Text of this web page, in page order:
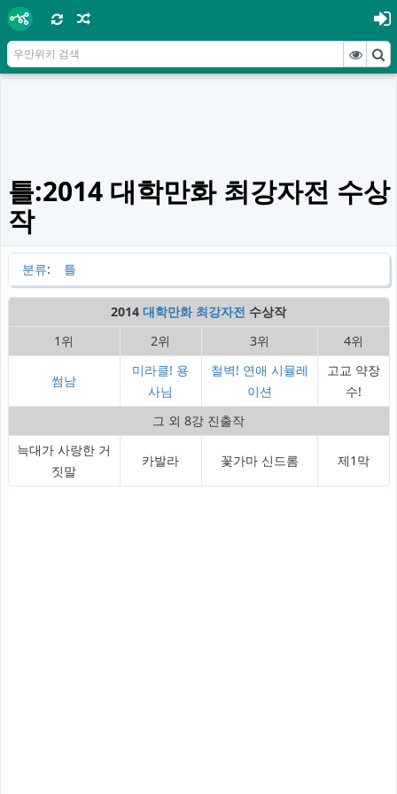
틀:2014 대학만화 최강자전 수상
작
분류: 틀
2014 대학만화 최강자전 수상작
1위
2위 3위 4위
썸남
미라클! 용
사님
철벽! 연애 시뮬레
이션
고교 약장
수!
그 외 8강 진출작
늑대가 사랑한 거
짓말
카발라 꽃가마 신드롬 제1막